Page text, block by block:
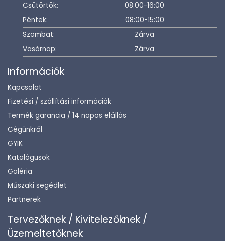
Csütörtök:
08:00-16:00
Péntek:
08:00-15:00
Szombat:
Zárva
Vasárnap:
Zárva
Információk
Kapcsolat
Fizetési / szállítási információk
Termék garancia / 14 napos elállás
Cégünkről
GYIK
Katalógusok
Galéria
Műszaki segédlet
Partnerek
Tervezőknek / Kivitelezőknek /
Üzemeltetőknek